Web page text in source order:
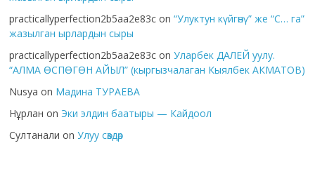
practicallyperfection2b5aa2e83c on“Улуктун күйгөнү” же “С… га”
жазылган ырлардын сыры
practicallyperfection2b5aa2e83c onУларбек ДАЛЕЙ уулу.
“АЛМА ӨСПӨГӨН АЙЫЛ” (кыргызчалаган Кыялбек АКМАТОВ)
Nusya on Мадина ТУРАЕВА
Нұрлан on Эки элдин баатыры — Кайдоол
Султанали onУлуу сөздөр